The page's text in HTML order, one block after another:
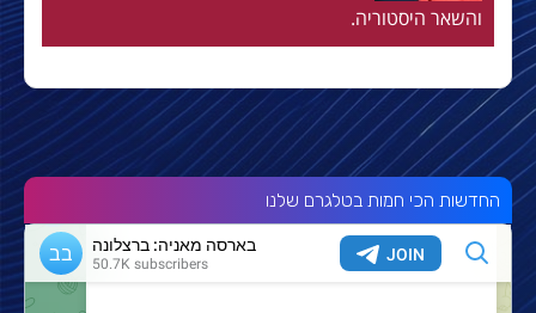
והשאר היסטוריה.
החדשות הכי חמות בטלגרם שלנו